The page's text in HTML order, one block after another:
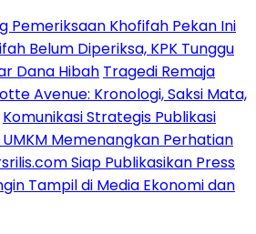
Pemeriksaan Khofifah Pekan Ini
Belum Diperiksa, KPK Tunggu
Dana Hibah Tragedi Remaja
Avenue: Kronologi, Saksi Mata,
Komunikasi Strategis Publikasi
UMKM Memenangkan Perhatian
Siap Publikasikan Press
Tampil di Media Ekonomi dan